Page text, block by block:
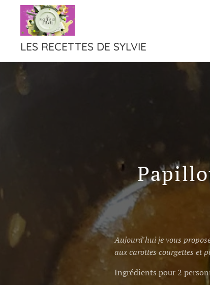
LES RECETTES DE SYLVIE
Aujourd'hui je vous
aux carottes courgettes et
Ingrédients pour 2